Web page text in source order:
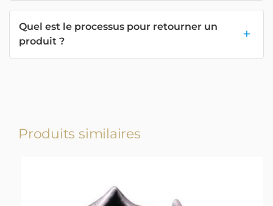
Quel est le processus pour retourner un
produit ?
Produits similaires